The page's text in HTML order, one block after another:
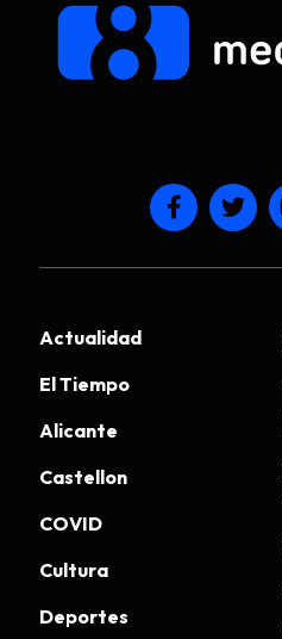
Actualidad
El Tiempo
Alicante
Castellon
COVID
Cultura
Deportes